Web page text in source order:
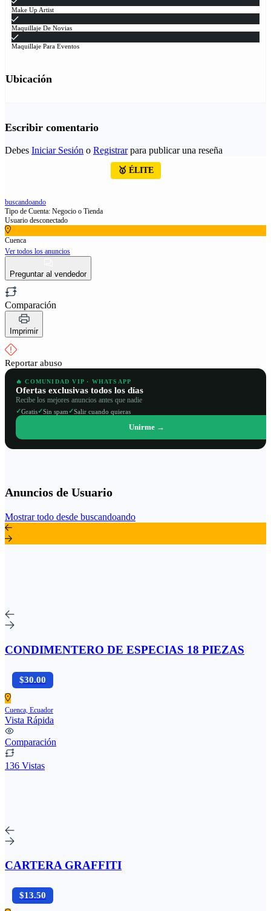
Make Up Artist
Maquillaje De Novias
Maquillaje Para Eventos
Ubicación
Escribir comentario
Debes Iniciar Sesión o Registrarpara publicar una reseña
🥇 ÉLITE
buscandoando
Tipo de Cuenta: Negocio o Tienda
Usuario desconectado
Cuenca
Ver todos los anuncios
Preguntar al vendedor
Comparación
Imprimir
Reportar abuso
🔥 COMUNIDAD VIP · WHATSAPP
Ofertas exclusivas todos los días
Recibe los mejores anuncios antes que nadie
✓Gratis✓Sin spam✓Salir cuando quieras
Unirme →
Anuncios de Usuario
Mostrar todo desde buscandoando
CONDIMENTERO DE ESPECIAS 18 PIEZAS
$30.00
Cuenca, Ecuador
Vista Rápida
Comparación
136 Vistas
CARTERA GRAFFITI
$13.50